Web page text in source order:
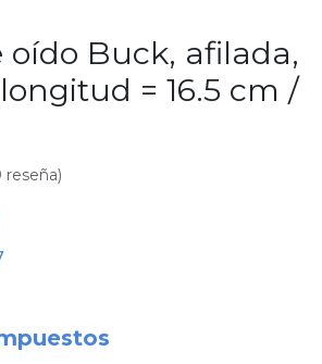
oído Buck, afilada,
= 16.5 cm /
reseña)